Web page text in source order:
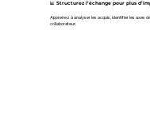
📊 Structurez l’échange pour plus
Apprenez à analyser les acquis, identifier les axes
collaborateur.